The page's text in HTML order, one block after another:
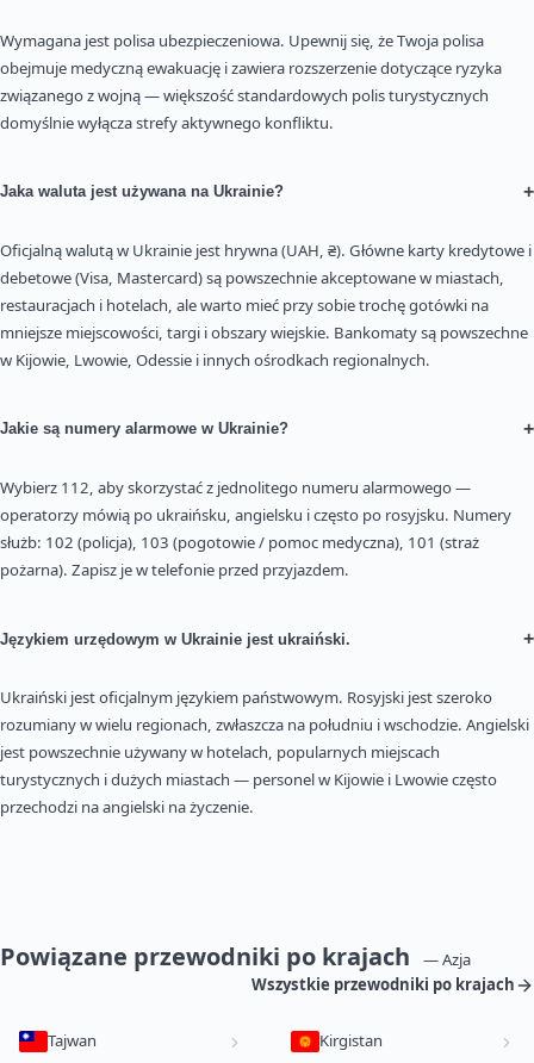
Wymagana jest polisa ubezpieczeniowa. Upewnij się, że Twoja polisa
obejmuje medyczną ewakuację i zawiera rozszerzenie dotyczące ryzyka
związanego z wojną — większość standardowych polis turystycznych
domyślnie wyłącza strefy aktywnego konfliktu.
Jaka waluta jest używana na Ukrainie? +
Oficjalną walutą w Ukrainie jest hrywna (UAH, ₴). Główne karty kredytowe i
debetowe (Visa, Mastercard) są powszechnie akceptowane w miastach,
restauracjach i hotelach, ale warto mieć przy sobie trochę gotówki na
mniejsze miejscowości, targi i obszary wiejskie. Bankomaty są powszechne
w Kijowie, Lwowie, Odessie i innych ośrodkach regionalnych.
Jakie są numery alarmowe w Ukrainie? +
Wybierz 112, aby skorzystać z jednolitego numeru alarmowego —
operatorzy mówią po ukraińsku, angielsku i często po rosyjsku. Numery
służb: 102 (policja), 103 (pogotowie / pomoc medyczna), 101 (straż
pożarna). Zapisz je w telefonie przed przyjazdem.
Językiem urzędowym w Ukrainie jest ukraiński. +
Ukraiński jest oficjalnym językiem państwowym. Rosyjski jest szeroko
rozumiany w wielu regionach, zwłaszcza na południu i wschodzie. Angielski
jest powszechnie używany w hotelach, popularnych miejscach
turystycznych i dużych miastach — personel w Kijowie i Lwowie często
przechodzi na angielski na życzenie.
Powiązane przewodniki po krajach
— Azja
Wszystkie przewodniki po krajach
Tajwan Kirgistan